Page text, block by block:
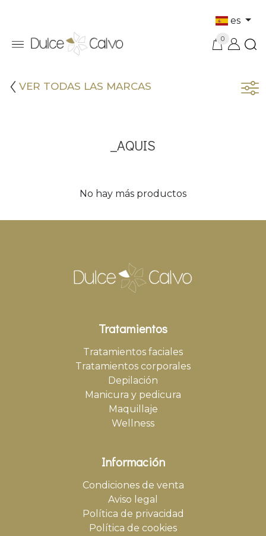
es
0
VER TODAS LAS MARCAS
_AQUIS
No hay más productos
Tratamientos
Tratamientos faciales
Tratamientos corporales
Depilación
Manicura y pedicura
Maquillaje
Wellness
Información
Condiciones de venta
Aviso legal
Política de privacidad
Política de cookies